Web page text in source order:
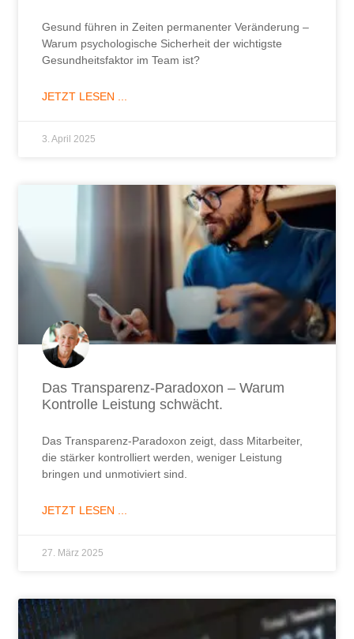
Gesund führen in Zeiten permanenter Veränderung –
Warum psychologische Sicherheit der wichtigste
Gesundheitsfaktor im Team ist?
JETZT LESEN ...
3. April 2025
Das Transparenz-Paradoxon – Warum
Kontrolle Leistung schwächt.
Das Transparenz-Paradoxon zeigt, dass Mitarbeiter,
die stärker kontrolliert werden, weniger Leistung
bringen und unmotiviert sind.
JETZT LESEN ...
27. März 2025